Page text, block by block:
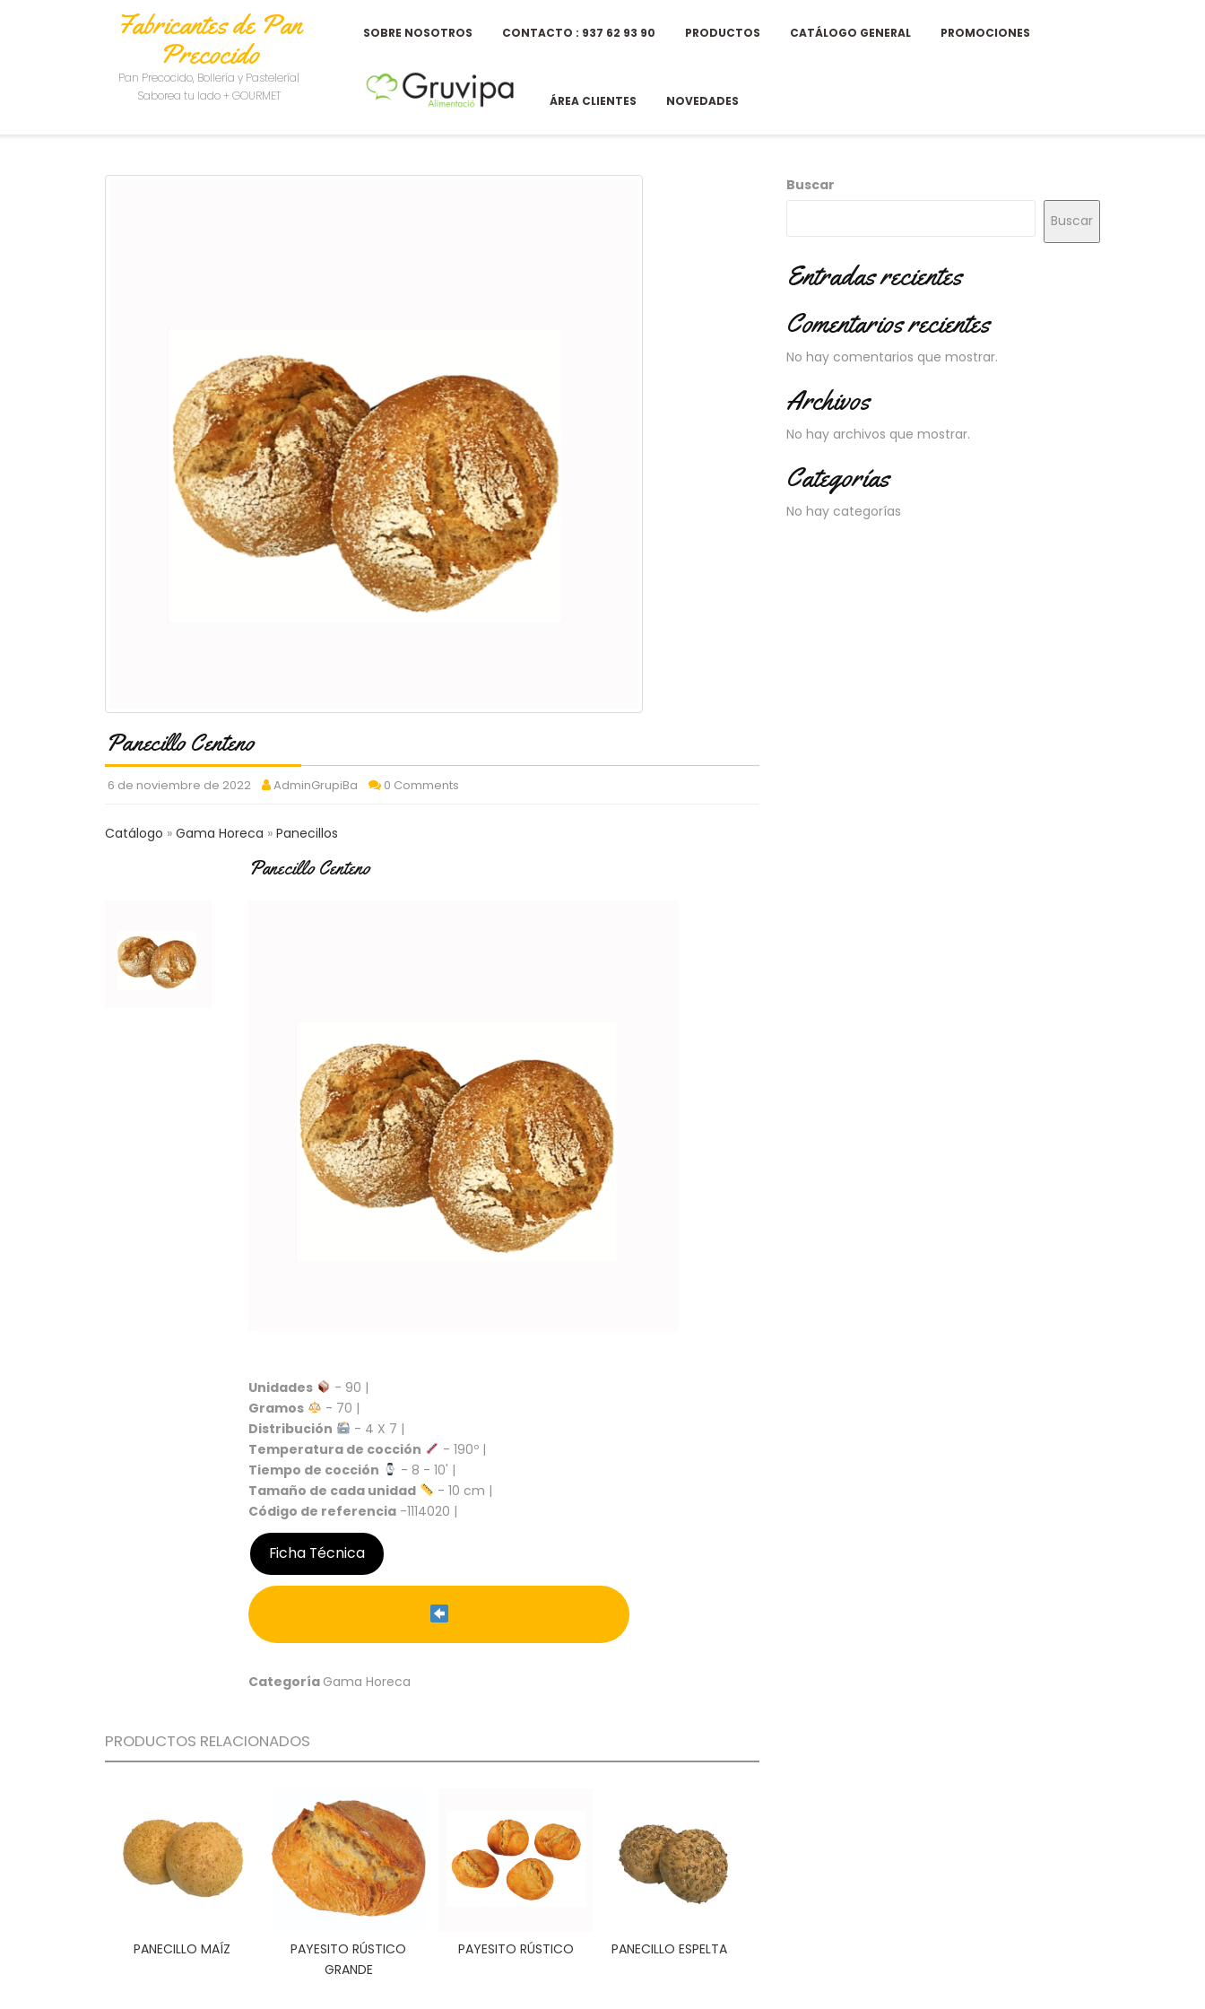
Fabricantes de Pan
Precocido
Pan Precocido, Bollería y Pastelería|
Saborea tu lado + GOURMET
SOBRE NOSOTROS CONTACTO : 937 62 93 90 PRODUCTOS CATÁLOGO GENERAL PROMOCIONES
ÁREA CLIENTES NOVEDADES
Panecillo Centeno
6 de noviembre de 2022 AdminGrupiBa 0 Comments
Catálogo Gama Horeca Panecillos
Panecillo Centeno
Unidades
- 90 |
Gramos
- 70 |
Distribución
- 4 X 7 |
Temperatura de cocción
- 190º |
Tiempo de cocción
- 8 - 10' |
Tamaño de cada unidad
- 10 cm |
Código de referencia -1114020 |
Ficha Técnica
Categoría Gama Horeca
PRODUCTOS RELACIONADOS
PANECILLO MAÍZ
PAYESITO RÚSTICO
GRANDE
PAYESITO RÚSTICO PANECILLO ESPELTA
Buscar
Buscar
Entradas recientes
Comentarios recientes
No hay comentarios que mostrar.
Archivos
No hay archivos que mostrar.
Categorías
No hay categorías